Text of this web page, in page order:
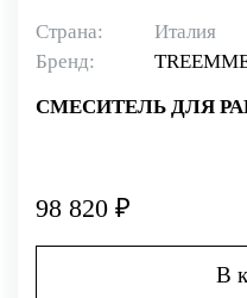
Страна:
Италия
Бренд:
СМЕСИТЕЛЬ ДЛЯ
98 820 ₽
В